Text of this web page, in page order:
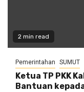
2 min read
Pemerintahan SUMUT
Ketua TP PKK
Bantuan